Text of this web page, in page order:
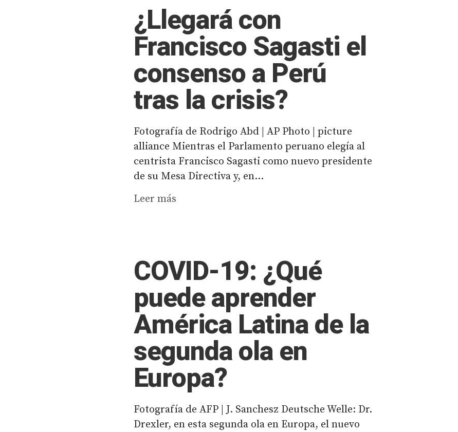
¿Llegará con
Francisco Sagasti el
consenso a Perú
tras la crisis?
Fotografía de Rodrigo Abd | AP Photo | picture
alliance Mientras el Parlamento peruano elegía al
centrista Francisco Sagasti como nuevo presidente
de su Mesa Directiva y, en...
Leer más
COVID-19: ¿Qué
puede aprender
América Latina de la
segunda ola en
Europa?
Fotografía de AFP | J. Sanchesz Deutsche Welle: Dr.
Drexler, en esta segunda ola en Europa, el nuevo